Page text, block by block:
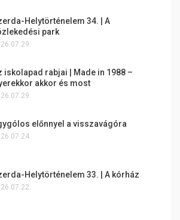
Helytörténelem 34. | A
park
iskolapad rabjai | Made in 1988 –
akkor és most
előnnyel a visszavágóra
Helytörténelem 33. | A kórház